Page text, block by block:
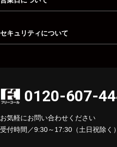
セキュリティについて
0120-607-
お気軽にお問い合わせください
受付時間／9:30～17:30（土日祝除く）